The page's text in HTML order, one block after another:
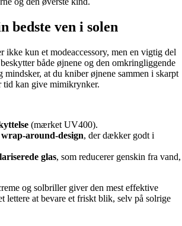
bedste ven i solen
ikke kun et modeaccessory, men en vigtig del
både øjnene og den omkringliggende
at du kniber øjnene sammen i skarpt
tid kan give mimikrynker.
(mærket UV400).
around-design, der dækker godt i
glas, som reducerer genskin fra vand,
og solbriller giver den mest effektive
lettere at bevare et friskt blik, selv på solrige